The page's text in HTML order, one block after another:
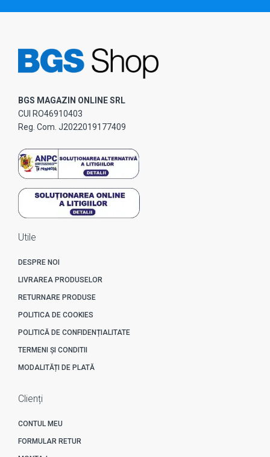
BGS MAGAZIN ONLINE SRL
CUI RO46910403
Reg. Com. J2022019177409
Utile
DESPRE NOI
LIVRAREA PRODUSELOR
RETURNARE PRODUSE
POLITICA DE COOKIES
POLITICĂ DE CONFIDENȚIALITATE
TERMENI ȘI CONDITII
MODALITĂȚI DE PLATĂ
Clienți
CONTUL MEU
FORMULAR RETUR